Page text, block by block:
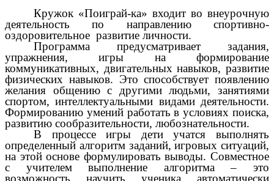
Кружок «Поиграй-ка» входит во внеурочную
деятельность по направлению спортивно-
оздоровительное развитие личности.
Программа предусматривает задания,
упражнения, игры на формирование
коммуникативных, двигательных навыков, развитие
физических навыков. Это способствует появлению
желания общению с другими людьми, занятиями
спортом, интеллектуальными видами деятельности.
Формированию умений работать в условиях поиска,
развитию сообразительности, любознательности.
В процессе игры дети учатся выполнять
определенный алгоритм заданий, игровых ситуаций,
на этой основе формулировать выводы. Совместное
с учителем выполнение алгоритма – это
возможность научить ученика автоматически